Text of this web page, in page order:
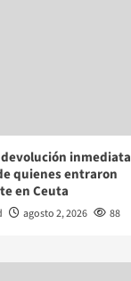
devolución inmediata
quienes entraron
en Ceuta
agosto 2, 2026 88